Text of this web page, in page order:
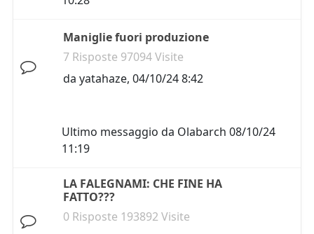
Maniglie fuori produzione
7 Risposte 97094 Visite
da yatahaze, 04/10/24 8:42
Ultimo messaggio da Olabarch 08/10/24
11:19
LA FALEGNAMI: CHE FINE HA
FATTO???
0 Risposte 193892 Visite